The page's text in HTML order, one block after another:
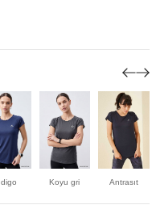
Koyu gri Antrasıt